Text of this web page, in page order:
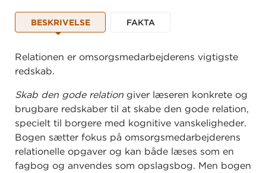
BESKRIVELSE FAKTA
Relationen er omsorgsmedarbejderens vigtigste
redskab.
Skab den gode relation giver læseren konkrete og
brugbare redskaber til at skabe den gode relation,
specielt til borgere med kognitive vanskeligheder.
Bogen sætter fokus på omsorgsmedarbejderens
relationelle opgaver og kan både læses som en
fagbog og anvendes som opslagsbog. Men bogen